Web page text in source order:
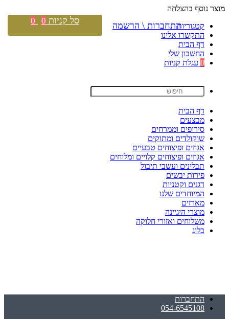
מוצר נוסף בהצלחה
קטגוריות
התקשרו אלינו
דף הבית
החשבון שלי
0 עגלת קניות
דף הבית
מבצעים
סירופים וממרחים
שוקולדים ומתוקים
אגוזים ופיצוחים טבעיים
אגוזים ופיצוחים קלויים ומלוחים
תבלינים ועשבי תיבול
פירות יבשים
דגנים וקטניות
המיוחדים שלנו
מארזים
מוצרי היגיינה
משלוחים ואזורי חלוקה
בלוג
התחברות
054-6545108
התחברות \ הרשמה סל קניות 0
0